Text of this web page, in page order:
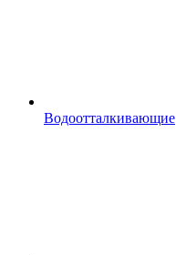
Водоотталкивающие